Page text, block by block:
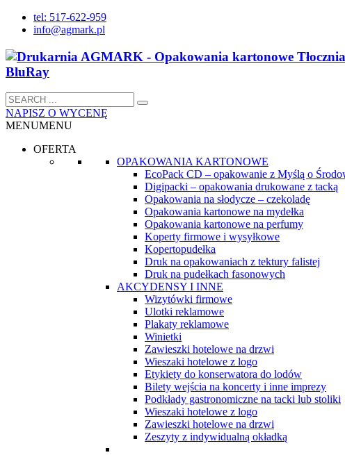
tel: 517-622-959
info@agmark.pl
NAPISZ O WYCENĘ
MENUMENU
OFERTA
OPAKOWANIA KARTONOWE
EcoPack CD – opakowanie z Myślą o
Digipacki – opakowania drukowane z tacką
Opakowania na słodycze – czekoladę
Opakowania kartonowe na mydełka
Opakowania kartonowe na perfumy
Koperty firmowe i wysyłkowe
Kopertopudełka
Druk na opakowaniach z tektury falistej
Druk na pudełkach fasonowych
AKCYDENSY I INNE
Wizytówki firmowe
Ulotki reklamowe
Plakaty reklamowe
Winietki
Zawieszki hotelowe na drzwi
Wieszaki hotelowe z logo
Etykiety do konserwatora do lodów
Bilety wejścia na koncerty i inne imprezy
Podkłady gastronomiczne na tacki lub stoliki
Wieszaki hotelowe z logo
Zawieszki hotelowe na drzwi
Zeszyty z indywidualną okładką